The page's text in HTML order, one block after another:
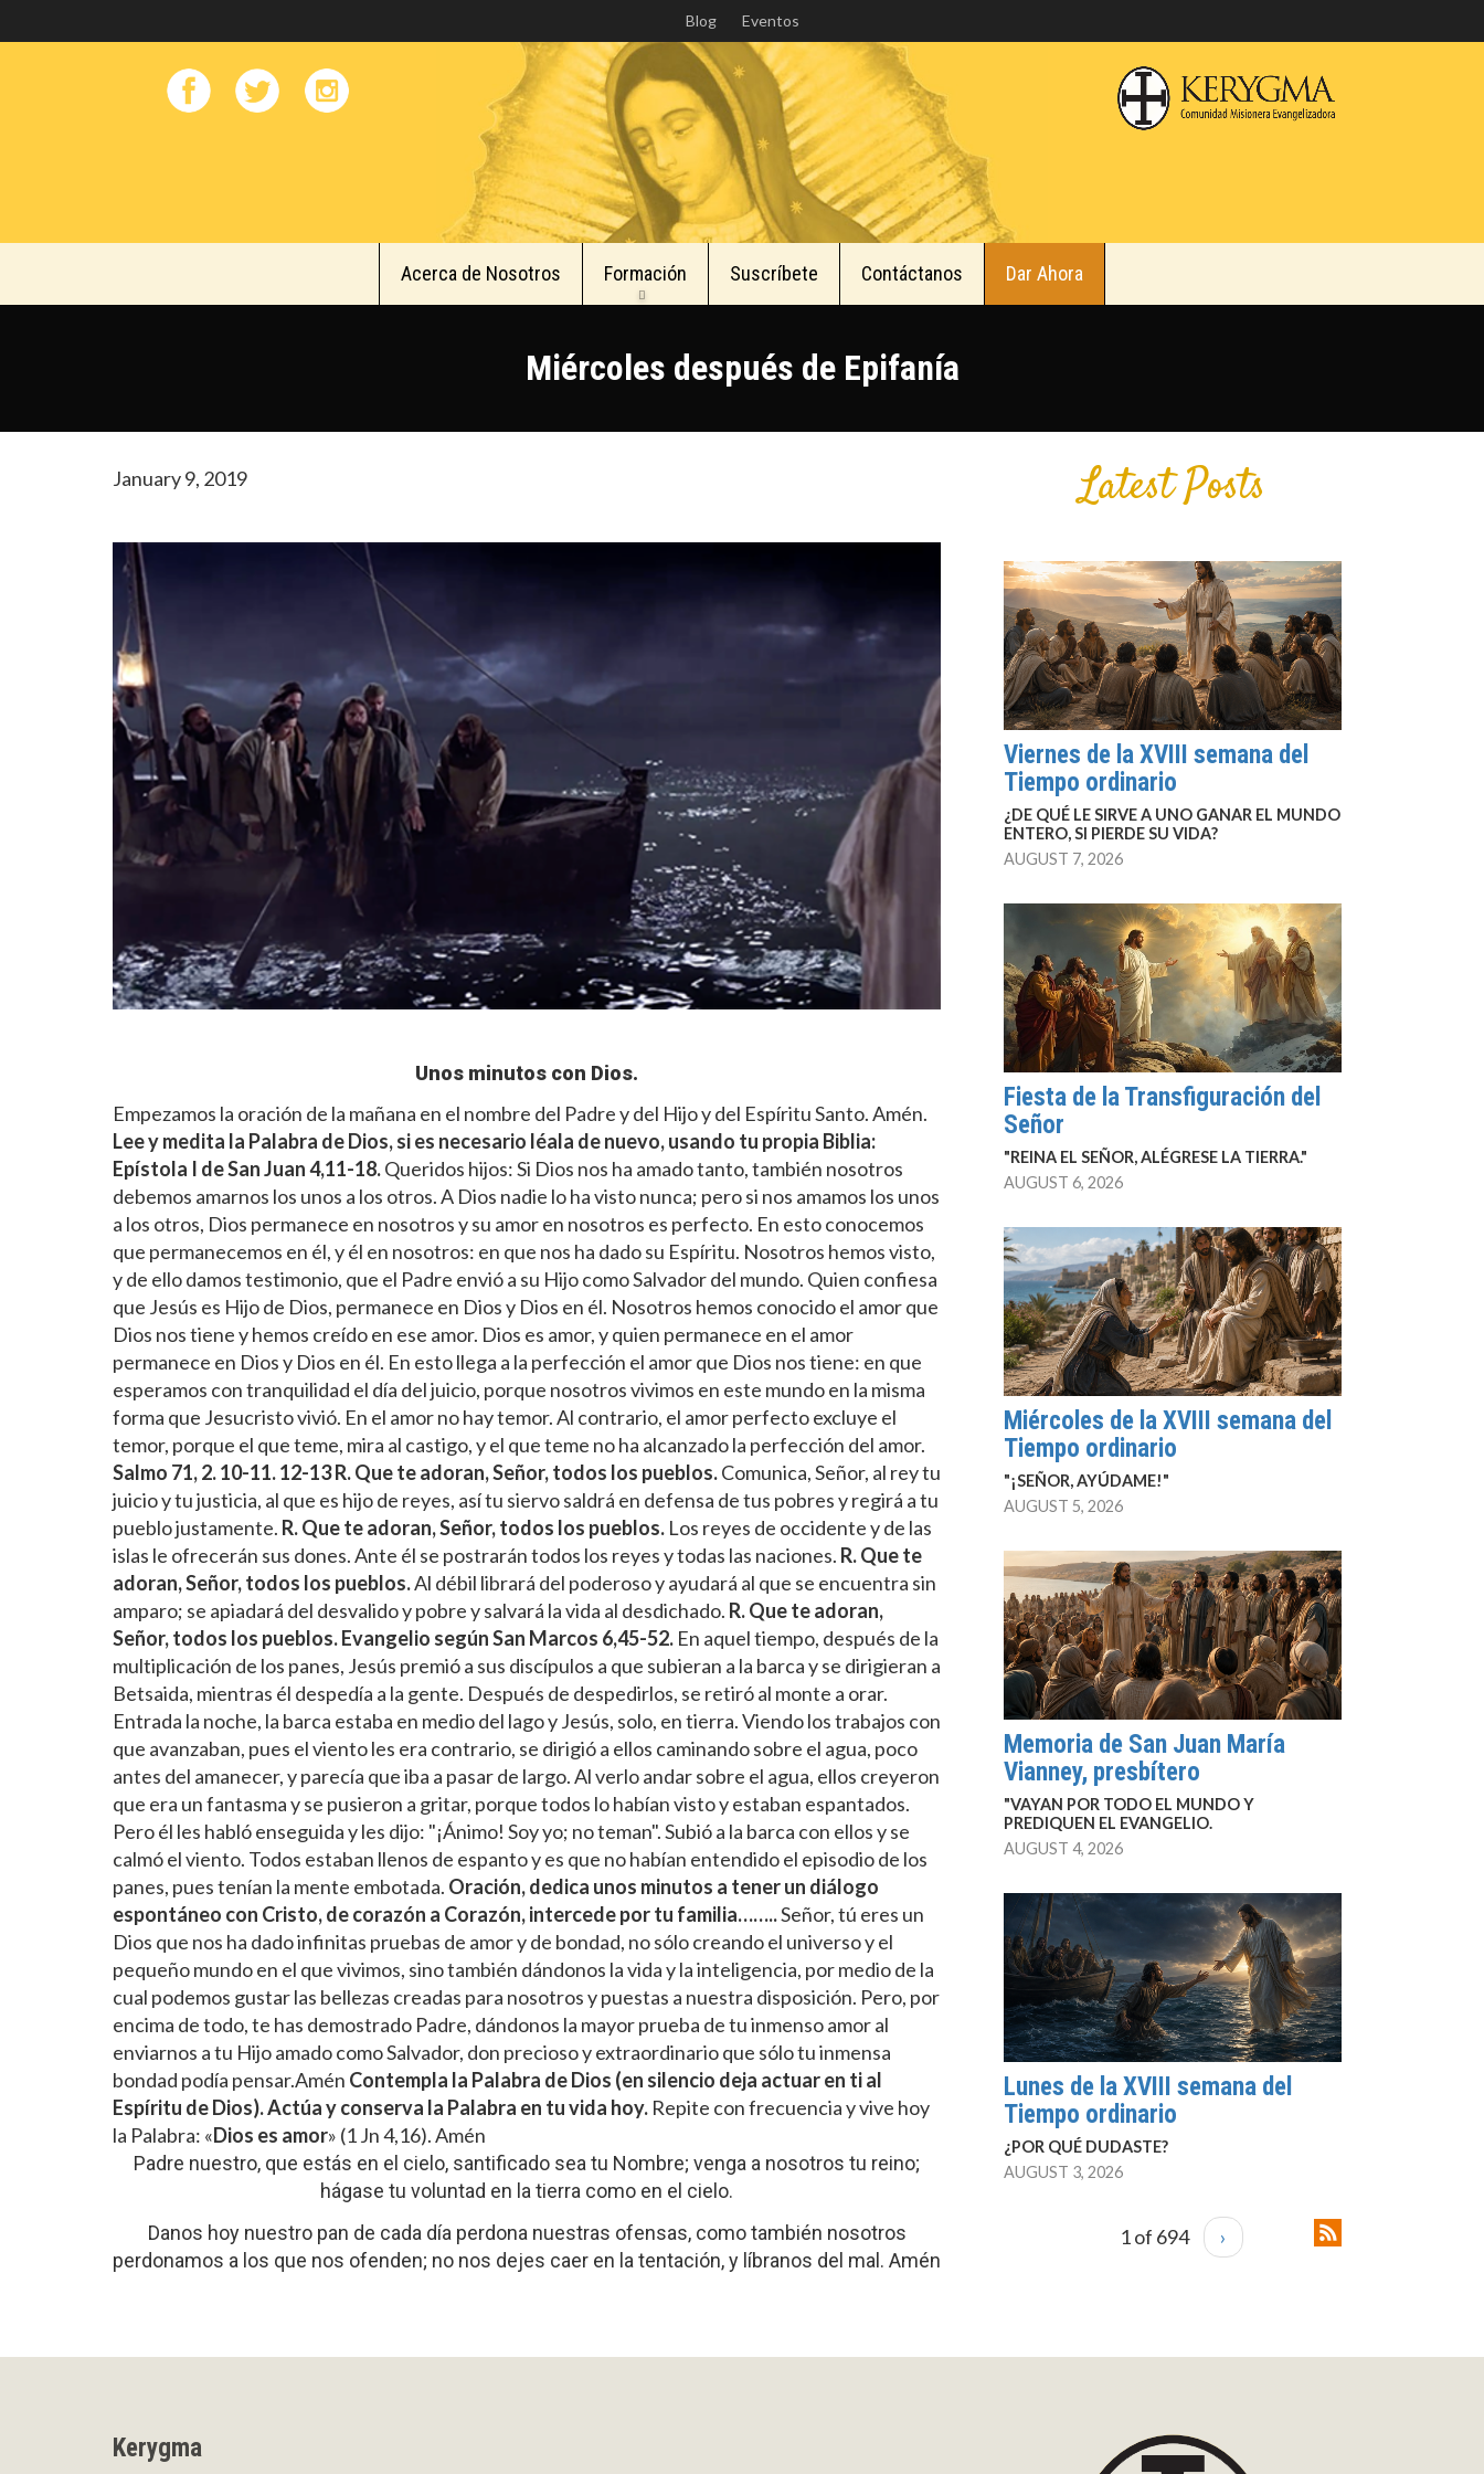
Skip
to
main
content
Blog Eventos
Acerca de Nosotros Formación Suscríbete Contáctanos Dar Ahora
Miércoles después de Epifanía
January 9, 2019
Unos minutos con Dios.
Empezamos la oración de la mañana en el nombre del Padre y del Hijo y del Espíritu Santo. Amén.
Lee y medita la Palabra de Dios, si es necesario léala de nuevo, usando tu propia Biblia:
Epístola I de San Juan 4,11-18.Queridos hijos: Si Dios nos ha amado tanto, también nosotros
debemos amarnos los unos a los otros. A Dios nadie lo ha visto nunca; pero si nos amamos los unos
a los otros, Dios permanece en nosotros y su amor en nosotros es perfecto. En esto conocemos
que permanecemos en él, y él en nosotros: en que nos ha dado su Espíritu. Nosotros hemos visto,
y de ello damos testimonio, que el Padre envió a su Hijo como Salvador del mundo. Quien confiesa
que Jesús es Hijo de Dios, permanece en Dios y Dios en él. Nosotros hemos conocido el amor que
Dios nos tiene y hemos creído en ese amor. Dios es amor, y quien permanece en el amor
permanece en Dios y Dios en él. En esto llega a la perfección el amor que Dios nos tiene: en que
esperamos con tranquilidad el día del juicio, porque nosotros vivimos en este mundo en la misma
forma que Jesucristo vivió. En el amor no hay temor. Al contrario, el amor perfecto excluye el
temor, porque el que teme, mira al castigo, y el que teme no ha alcanzado la perfección del amor.
Salmo 71, 2. 10-11. 12-13R. Que te adoran, Señor, todos los pueblos.Comunica, Señor, al rey tu
juicio y tu justicia, al que es hijo de reyes, así tu siervo saldrá en defensa de tus pobres y regirá a tu
pueblo justamente. R. Que te adoran, Señor, todos los pueblos. Los reyes de occidente y de las
islas le ofrecerán sus dones. Ante él se postrarán todos los reyes y todas las naciones. R. Que te
adoran, Señor, todos los pueblos.Al débil librará del poderoso y ayudará al que se encuentra sin
amparo; se apiadará del desvalido y pobre y salvará la vida al desdichado. R. Que te adoran,
Señor, todos los pueblos.Evangelio según San Marcos 6,45-52. En aquel tiempo, después de la
multiplicación de los panes, Jesús premió a sus discípulos a que subieran a la barca y se dirigieran a
Betsaida, mientras él despedía a la gente. Después de despedirlos, se retiró al monte a orar.
Entrada la noche, la barca estaba en medio del lago y Jesús, solo, en tierra. Viendo los trabajos con
que avanzaban, pues el viento les era contrario, se dirigió a ellos caminando sobre el agua, poco
antes del amanecer, y parecía que iba a pasar de largo. Al verlo andar sobre el agua, ellos creyeron
que era un fantasma y se pusieron a gritar, porque todos lo habían visto y estaban espantados.
Pero él les habló enseguida y les dijo: "¡Ánimo! Soy yo; no teman". Subió a la barca con ellos y se
calmó el viento. Todos estaban llenos de espanto y es que no habían entendido el episodio de los
panes, pues tenían la mente embotada. Oración, dedica unos minutos a tener un diálogo
espontáneo con Cristo, de corazón a Corazón, intercede por tu familia……..Señor, tú eres un
Dios que nos ha dado infinitas pruebas de amor y de bondad, no sólo creando el universo y el
pequeño mundo en el que vivimos, sino también dándonos la vida y la inteligencia, por medio de la
cual podemos gustar las bellezas creadas para nosotros y puestas a nuestra disposición. Pero, por
encima de todo, te has demostrado Padre, dándonos la mayor prueba de tu inmenso amor al
enviarnos a tu Hijo amado como Salvador, don precioso y extraordinario que sólo tu inmensa
bondad podía pensar.Amén Contempla la Palabra de Dios (en silencio deja actuar en ti al
Espíritu de Dios). Actúa y conserva la Palabra en tu vida hoy. Repite con frecuencia y vive hoy
la Palabra: «Dios es amor» (1 Jn 4,16). Amén
Padre nuestro, que estás en el cielo, santificado sea tu Nombre; venga a nosotros tu reino;
hágase tu voluntad en la tierra como en el cielo.
Danos hoy nuestro pan de cada día perdona nuestras ofensas, como también nosotros
perdonamos a los que nos ofenden; no nos dejes caer en la tentación, y líbranos del mal. Amén
Latest Posts
Viernes de la XVIII semana del
Tiempo ordinario
¿DE QUÉ LE SIRVE A UNO GANAR EL MUNDO
ENTERO, SI PIERDE SU VIDA?
AUGUST 7, 2026
Fiesta de la Transfiguración del
Señor
"REINA EL SEÑOR, ALÉGRESE LA TIERRA."
AUGUST 6, 2026
Miércoles de la XVIII semana del
Tiempo ordinario
"¡SEÑOR, AYÚDAME!"
AUGUST 5, 2026
Memoria de San Juan María
Vianney, presbítero
"VAYAN POR TODO EL MUNDO Y
PREDIQUEN EL EVANGELIO.
AUGUST 4, 2026
Lunes de la XVIII semana del
Tiempo ordinario
¿POR QUÉ DUDASTE?
AUGUST 3, 2026
1 of 694 ›
Kerygma